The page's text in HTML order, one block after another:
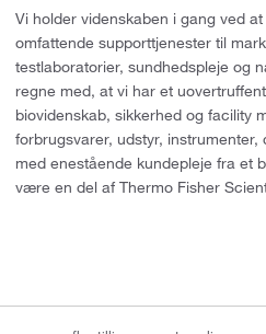
Vi holder videnskaben i gang ved
omfattende supporttjenester til
testlaboratorier, sundhedspleje og
regne med, at vi har et
biovidenskab, sikkerhed og facility
forbrugsvarer, udstyr,
med enestående kundepleje fra et
være en del af Thermo Fisher